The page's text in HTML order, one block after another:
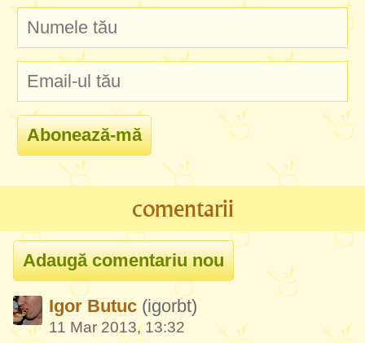
comentarii
Igor Butuc (igorbt)
11 Mar 2013, 13:32